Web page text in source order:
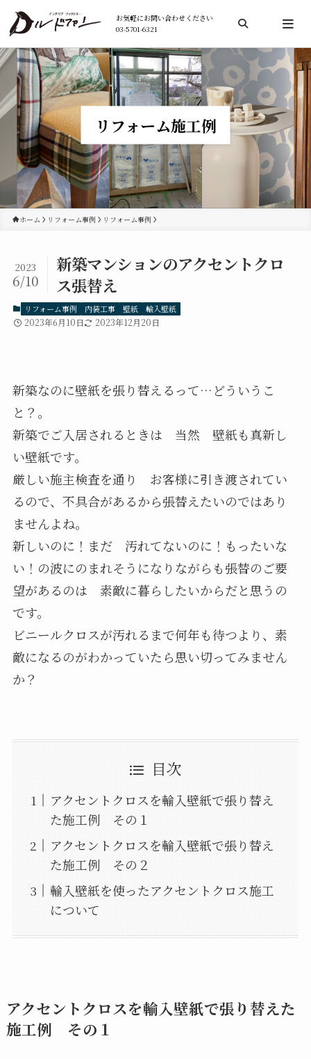
お気軽にお問い合わせください
03-5701-6321
検索
リフォーム施工例
ホーム リフォーム事例 リフォーム事例
新築マンションのアクセントクロ
ス張替え
2023
6/10
リフォーム事例 内装工事 壁紙 輸入壁紙
2023年6月10日 2023年12月20日
新築なのに壁紙を張り替えるって…どういうこ
と？。
新築でご入居されるときは 当然 壁紙も真新し
い壁紙です。
厳しい施主検査を通り お客様に引き渡されてい
るので、不具合があるから張替えたいのではあり
ませんよね。
新しいのに！まだ 汚れてないのに！もったいな
い！の波にのまれそうになりながらも張替のご要
望があるのは 素敵に暮らしたいからだと思うの
です。
ビニールクロスが汚れるまで何年も待つより、素
敵になるのがわかっていたら思い切ってみません
か？
目次
アクセントクロスを輸入壁紙で張り替え
た施工例 その１
アクセントクロスを輸入壁紙で張り替え
た施工例 その２
輸入壁紙を使ったアクセントクロス施工
について
アクセントクロスを輸入壁紙で張り替えた
施工例 その１